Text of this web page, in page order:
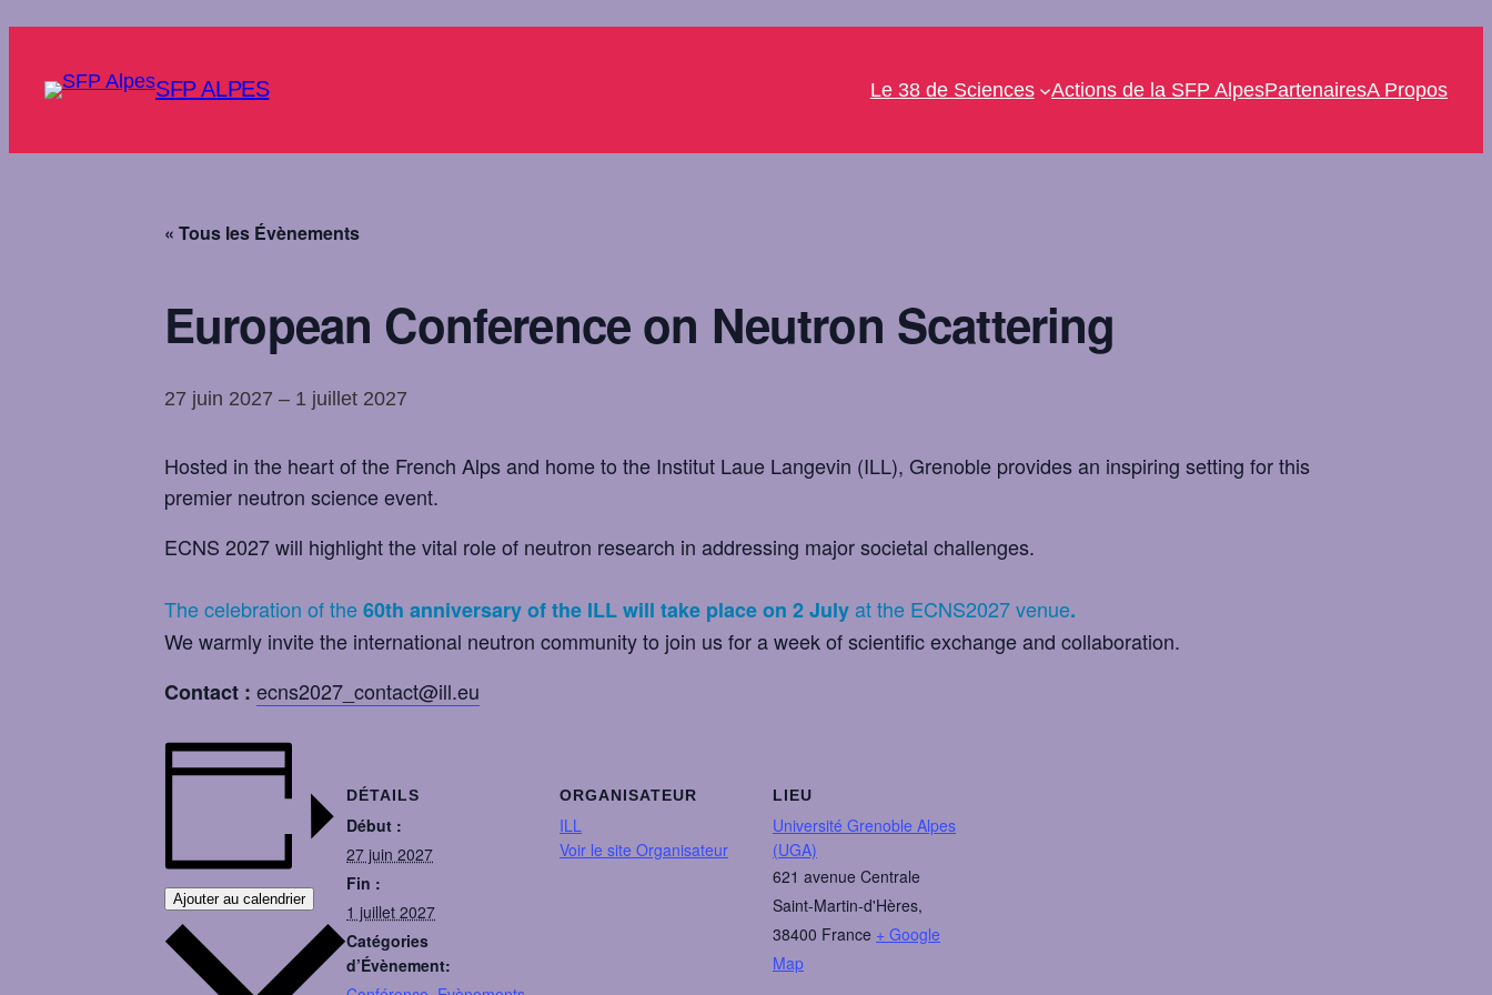
SFP ALPES Le 38 de Sciences Actions de la SFP AlpesPartenairesA Propos
« Tous les Évènements
European Conference on Neutron Scattering
27 juin 2027 – 1 juillet 2027
Hosted in the heart of the French Alps and home to the Institut Laue Langevin (ILL), Grenoble provides an inspiring setting for this
premier neutron science event.
ECNS 2027 will highlight the vital role of neutron research in addressing major societal challenges.
The celebration of the60th anniversary of the ILL will take place on 2 Julyat the ECNS2027 venue.
We warmly invite the international neutron community to join us for a week of scientific exchange and collaboration.
Contact : ecns2027_contact@ill.eu
Ajouter au calendrier
DÉTAILS
Début :
27 juin 2027
Fin :
1 juillet 2027
Catégories
d’Évènement:
ORGANISATEUR
ILL
Voir le site Organisateur
LIEU
Université Grenoble Alpes
(UGA)
621 avenue Centrale
Saint-Martin-d'Hères,
38400 France + Google
Map